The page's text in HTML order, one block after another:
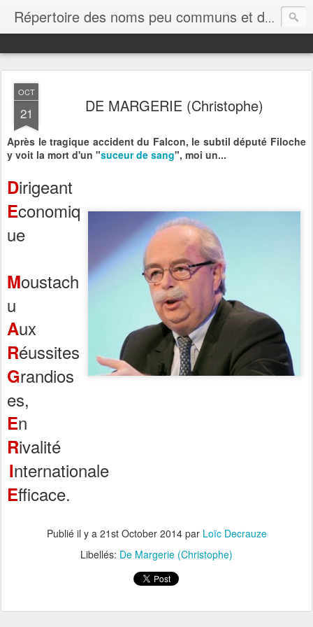
Répertoire des noms peu communs et des non-propres
OCT
21 DE MARGERIE (Christophe)
Après le tragique accident du Falcon, le subtil député Filoche
y voit la mort d'un "suceur de sang", moi un...
Dirigeant
Economiq
ue
Moustach
u
Aux
Réussites
Grandios
es,
En
Rivalité
Internationale
Efficace.
Publié il y a 21st October 2014par Loïc Decrauze
Libellés: De Margerie (Christophe)